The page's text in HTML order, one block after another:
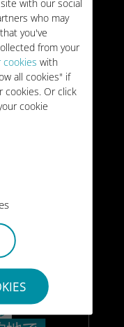
with our social
who may
you've
from your
cookies with
all cookies" if
cookies. Or click
cookie
れる